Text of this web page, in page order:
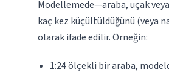
Modellemede—araba, uçak
kaç kez küçültüldüğünü (veya
olarak ifade edilir. Örneğin:
1:24 ölçekli bir araba,